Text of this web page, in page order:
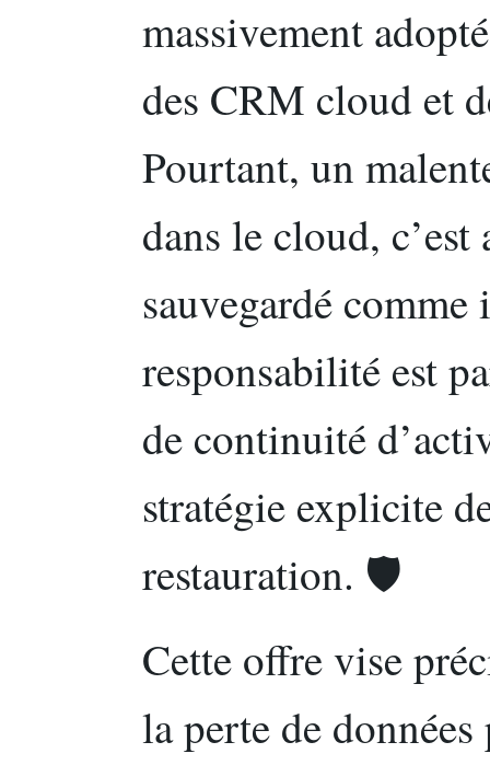
massivement
des CRM cloud et
Pourtant, un
dans le cloud,
sauvegardé
responsabilité est
de continuité
stratégie explicite
restauration. 🛡️
Cette offre vise
la perte de